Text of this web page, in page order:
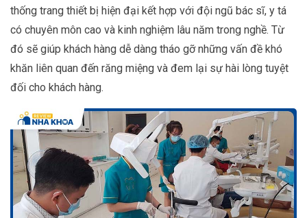
thống trang thiết bị hiện đại kết hợp với đội ngũ bác sĩ, y tá
có chuyên môn cao và kinh nghiệm lâu năm trong nghề. Từ
đó sẽ giúp khách hàng dễ dàng tháo gỡ những vấn đề khó
khăn liên quan đến răng miệng và đem lại sự hài lòng tuyệt
đối cho khách hàng.